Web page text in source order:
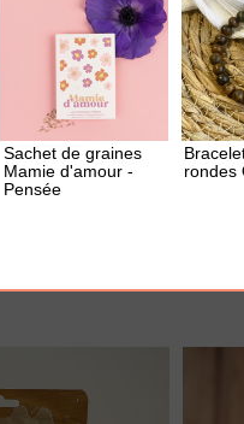
Sachet de graines
Mamie d'amour -
Pensée
rondes
MA BOX